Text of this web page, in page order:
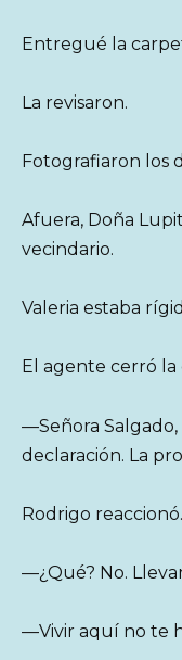
Entregué la
La revisaron.
Fotografiaron los
Afuera, Doña
vecindario.
Valeria estaba
El agente cerró la
—Señora
declaración. La
Rodrigo reaccionó.
—¿Qué? No.
—Vivir aquí no te